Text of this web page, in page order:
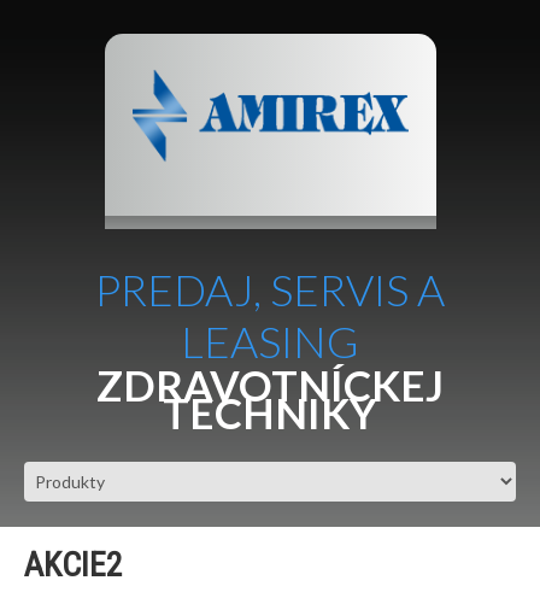
PREDAJ, SERVIS A
LEASING
ZDRAVOTNÍCKEJ
TECHNIKY
AKCIE2